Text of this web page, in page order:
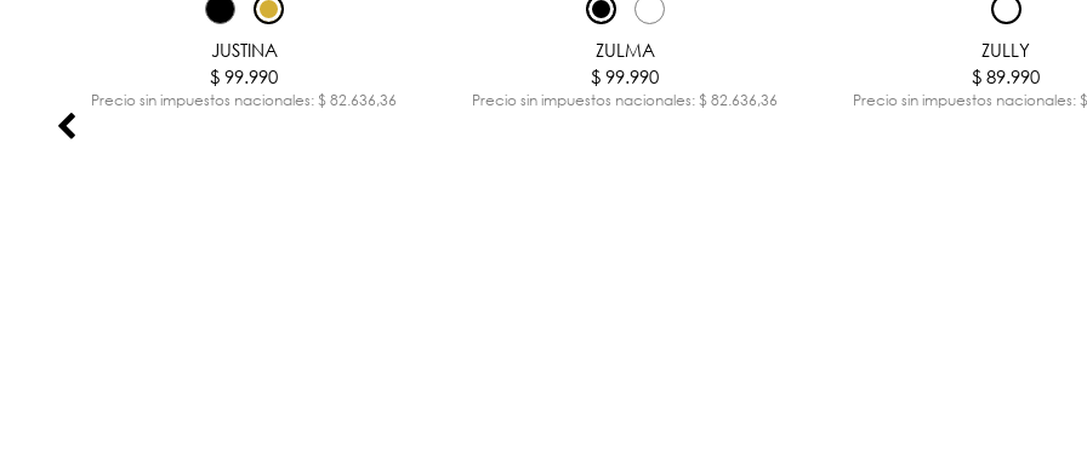
JUSTINA
$ 99.990
Precio sin impuestos nacionales: $ 82.636,36
ZULMA
$ 99.990
Precio sin impuestos nacionales: $ 82.636,36
ZULLY
$ 89.990
Precio sin impuestos nacionales: